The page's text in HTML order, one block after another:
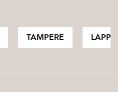
TAMPERE LAPPI